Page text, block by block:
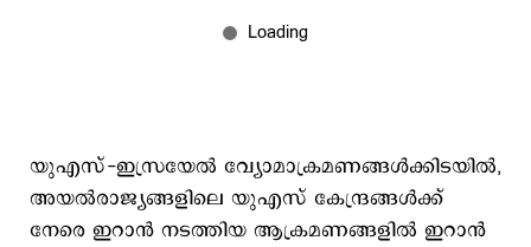
യുഎസ്-ഇസ്രയേൽ വ്യോമാക്രമണങ്ങൾക്കിടയിൽ,
അയൽരാജ്യങ്ങളിലെ യുഎസ് കേന്ദ്രങ്ങൾക്ക്
നേരെ ഇറാൻ നടത്തിയ ആക്രമണങ്ങളിൽ ഇറാൻ